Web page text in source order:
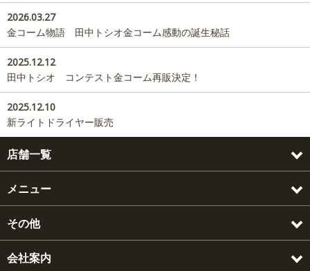
2026.03.27
金コーム物語 田中トシオ金コーム感動の誕生秘話
2025.12.12
田中トシオ コンテスト金コーム再販決定！
2025.12.10
新ライトドライヤー販売
店舗一覧
メニュー
その他
会社案内